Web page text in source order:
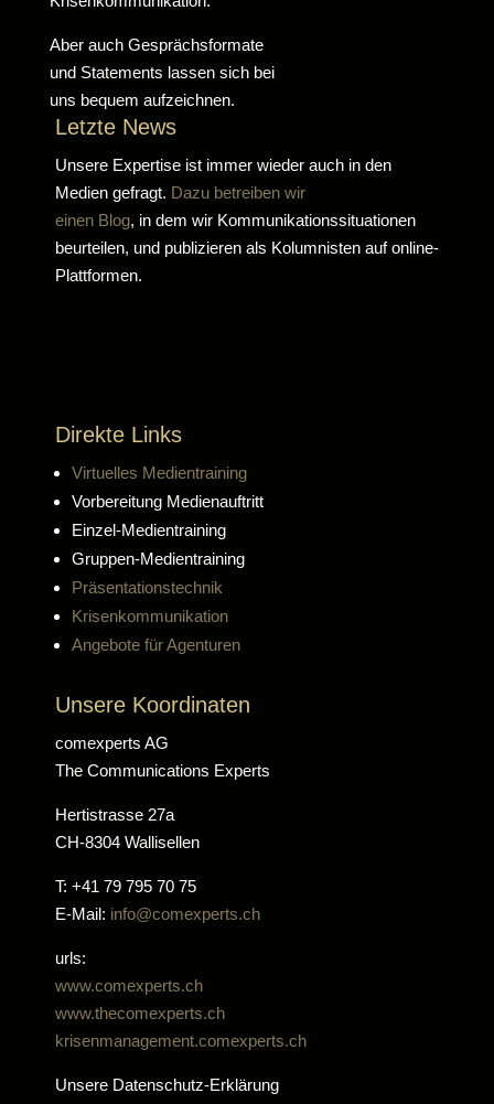
Aber auch Gesprächsformate
und Statements lassen sich bei
uns bequem aufzeichnen.
Letzte News
Unsere Expertise ist immer wieder auch in den
Medien gefragt. Dazu betreiben wir
einen Blog, in dem wir Kommunikationssituationen
beurteilen, und publizieren als Kolumnisten auf online-
Plattformen.
Direkte Links
Virtuelles Medientraining
Vorbereitung Medienauftritt
Einzel-Medientraining
Gruppen-Medientraining
Präsentationstechnik
Krisenkommunikation
Angebote für Agenturen
Unsere Koordinaten
comexperts AG
The Communications Experts
Hertistrasse 27a
CH-8304 Wallisellen
T: +41 79 795 70 75
E-Mail: info@comexperts.ch
urls:
www.comexperts.ch
www.thecomexperts.ch
krisenmanagement.comexperts.ch
Unsere Datenschutz-Erklärung